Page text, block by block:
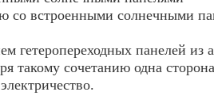
со встроенными солнечными
гетеропереходных
такому сочетанию одна